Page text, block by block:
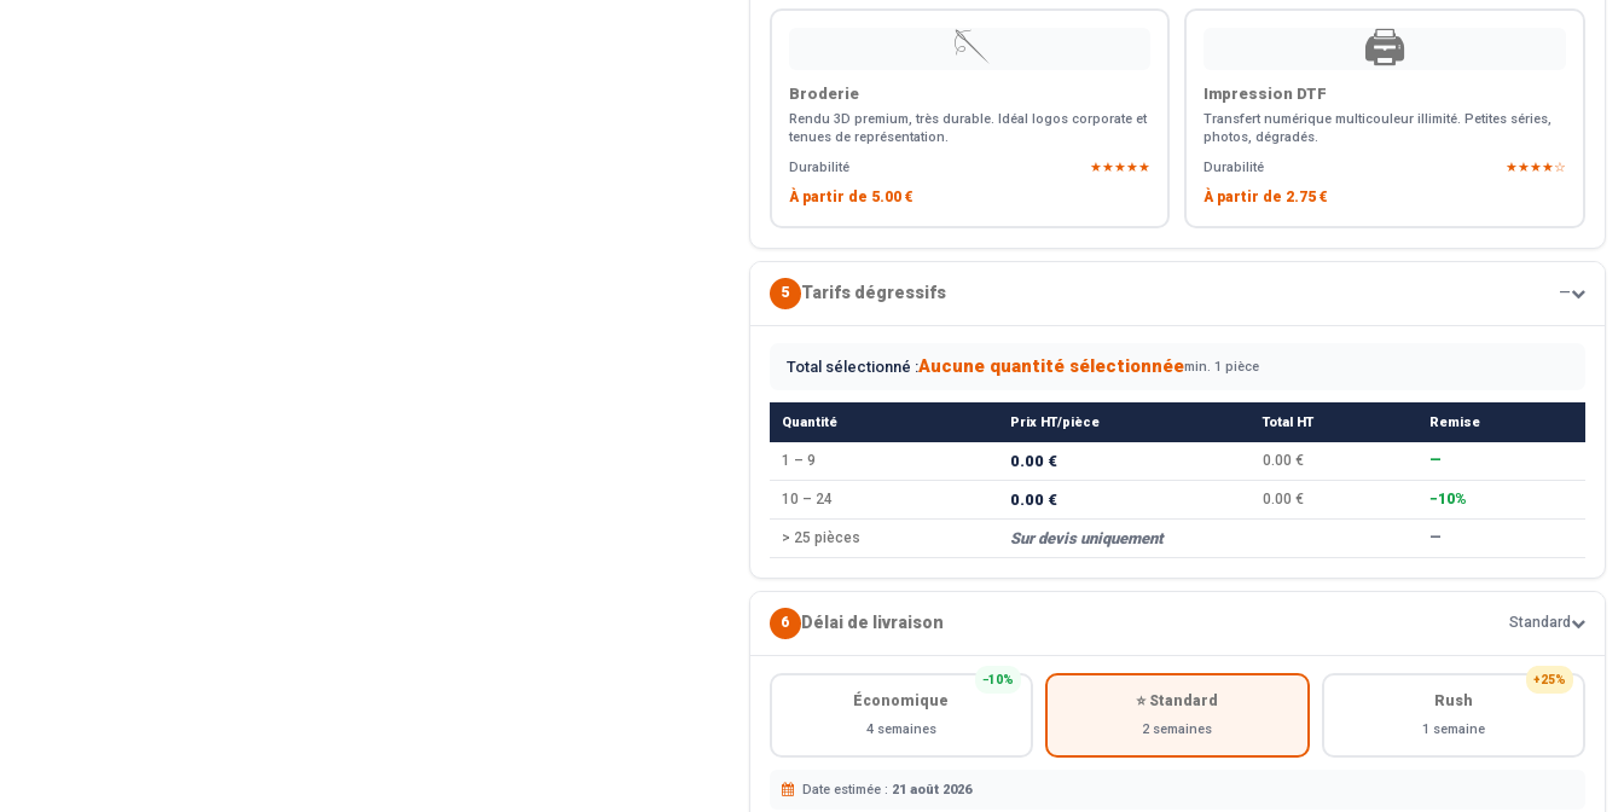
🪡
Broderie
Rendu 3D premium, très durable. Idéal logos corporate et
tenues de représentation.
Durabilité
★★★★★
À partir de 5.00 €
🖨️
Impression DTF
Transfert numérique multicouleur illimité. Petites séries,
photos, dégradés.
Durabilité
★★★★☆
À partir de 2.75 €
5 Tarifs dégressifs —
Total sélectionné :Aucune quantité sélectionnéemin. 1 pièce
Quantité Prix HT/pièce Total HT Remise
1 – 9 0.00 € 0.00 € —
10 – 24 0.00 € 0.00 € −10%
> 25 pièces Sur devis uniquement —
6 Délai de livraison Standard
−10%
Économique
4 semaines
⭐ Standard
2 semaines
+25%
Rush
1 semaine
Date estimée : 21 août 2026